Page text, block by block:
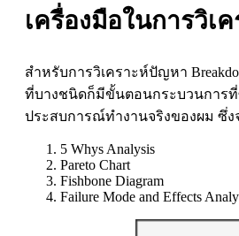
เครื่องมือในการวิเ
สำหรับการวิเคราะห์ปัญหา
ที่บางชนิดก็มีขั้นตอนกระบวนการที่
ประสบการณ์ทำงานจริงของผม ซึ่ง
5 Whys Analysis
Pareto Chart
Fishbone Diagram
Failure Mode and Effects